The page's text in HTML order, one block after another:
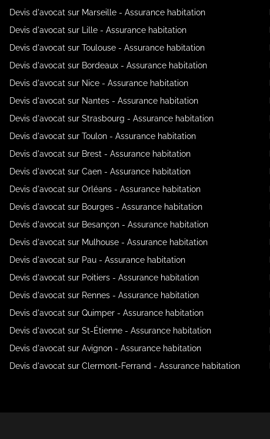
Devis d'avocat sur Marseille - Assurance habitation
Devis d'avocat sur Lille - Assurance habitation
Devis d'avocat sur Toulouse - Assurance habitation
Devis d'avocat sur Bordeaux - Assurance habitation
Devis d'avocat sur Nice - Assurance habitation
Devis d'avocat sur Nantes - Assurance habitation
Devis d'avocat sur Strasbourg - Assurance habitation
Devis d'avocat sur Toulon - Assurance habitation
Devis d'avocat sur Brest - Assurance habitation
Devis d'avocat sur Caen - Assurance habitation
Devis d'avocat sur Orléans - Assurance habitation
Devis d'avocat sur Bourges - Assurance habitation
Devis d'avocat sur Besançon - Assurance habitation
Devis d'avocat sur Mulhouse - Assurance habitation
Devis d'avocat sur Pau - Assurance habitation
Devis d'avocat sur Poitiers - Assurance habitation
Devis d'avocat sur Rennes - Assurance habitation
Devis d'avocat sur Quimper - Assurance habitation
Devis d'avocat sur St-Étienne - Assurance habitation
Devis d'avocat sur Avignon - Assurance habitation
Devis d'avocat sur Clermont-Ferrand - Assurance habitation